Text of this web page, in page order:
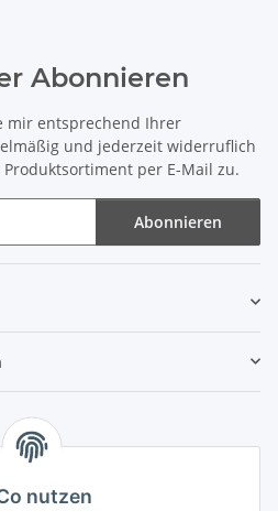
nutzen
Abonnieren
mir entsprechend Ihrer
und jederzeit widerruflich
per E-Mail zu.
Abonnieren